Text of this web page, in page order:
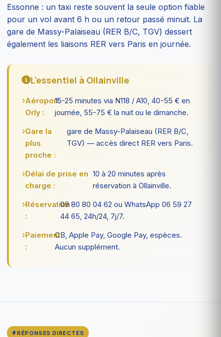
Essonne : un taxi reste souvent la seule option fiable
pour un vol avant 6 h ou un retour passé minuit. La
gare de Massy-Palaiseau (RER B/C, TGV) dessert
également les liaisons RER vers Paris en journée.
L'essentiel à Ollainville
Aéroport
Orly :
15-25 minutes via N118 / A10, 40-55 € en
journée, 55-75 € la nuit ou le dimanche.
Gare la
plus
proche :
gare de Massy-Palaiseau (RER B/C,
TGV) — accès direct RER vers Paris.
Délai de prise en
charge :
10 à 20 minutes après
réservation à Ollainville.
Réservation
:
09 80 80 04 62 ou WhatsApp 06 59 27
44 65, 24h/24, 7j/7.
Paiement
:
CB, Apple Pay, Google Pay, espèces.
Aucun supplément.
RÉPONSES DIRECTES